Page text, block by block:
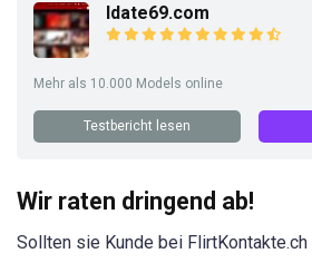
Idate69.com
Mehr als 10.000 Models online
Testbericht lesen
Wir raten dringend ab!
Sollten sie Kunde bei